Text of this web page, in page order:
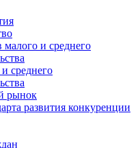
малого и среднего
среднего
рынок
развития конкуренции